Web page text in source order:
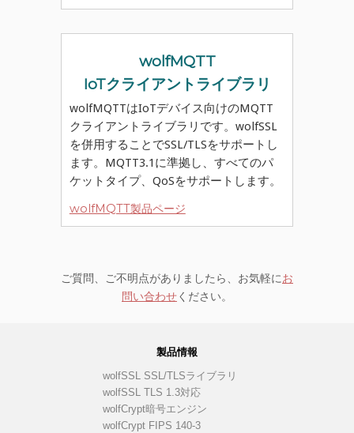
wolfMQTT
IoTクライアントライブラリ
wolfMQTTはIoTデバイス向けのMQTT
クライアントライブラリです。wolfSSL
を併用することでSSL/TLSをサポートし
ます。MQTT3.1に準拠し、すべてのパ
ケットタイプ、QoSをサポートします。
wolfMQTT製品ページ
ご質問、ご不明点がありましたら、お気軽にお
問い合わせください。
製品情報
wolfSSL SSL/TLSライブラリ
wolfSSL TLS 1.3対応
wolfCrypt暗号エンジン
wolfCrypt FIPS 140-3